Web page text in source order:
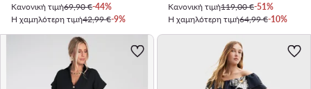
Κανονική τιμή69,90 €-44%
Η χαμηλότερη τιμή42,99 €-9%
Κανονική τιμή119,00 €-51%
Η χαμηλότερη τιμή64,99 €-10%